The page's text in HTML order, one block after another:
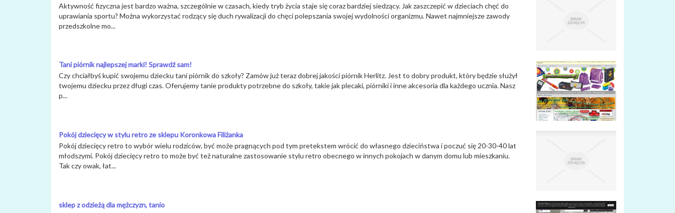
Aktywność fizyczna jest bardzo ważna, szczególnie w czasach, kiedy tryb życia staje się coraz bardziej siedzący. Jak zaszczepić w dzieciach chęć do
uprawiania sportu? Można wykorzystać rodzący się duch rywalizacji do chęci polepszania swojej wydolności organizmu. Nawet najmniejsze zawody
przedszkolne mo...
Tani piórnik najlepszej marki! Sprawdź sam!
Czy chciałbyś kupić swojemu dziecku tani piórnik do szkoły? Zamów już teraz dobrej jakości piórnik Herlitz. Jest to dobry produkt, który będzie służył
twojemu dziecku przez długi czas. Oferujemy tanie produkty potrzebne do szkoły, takie jak plecaki, piórniki i inne akcesoria dla każdego ucznia. Nasz
p...
Pokój dziecięcy w stylu retro ze sklepu Koronkowa Filiżanka
Pokój dziecięcy retro to wybór wielu rodziców, być może pragnących pod tym pretekstem wrócić do własnego dzieciństwa i poczuć się 20-30-40 lat
młodszymi. Pokój dziecięcy retro to może być też naturalne zastosowanie stylu retro obecnego w innych pokojach w danym domu lub mieszkaniu.
Tak czy owak, łat...
sklep z odzieżą dla mężczyzn, tanio